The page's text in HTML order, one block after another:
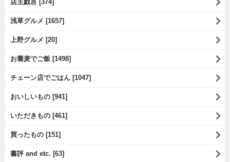
店主戯言 [374]
浅草グルメ [1657]
上野グルメ [20]
お蕎麦でご飯 [1498]
チェーン店でごはん [1047]
おいしいもの [941]
いただきもの [461]
買ったもの [151]
書評 and etc. [63]